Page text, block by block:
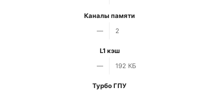
Каналы памяти
—
2
L1 кэш
—
192 КБ
Турбо ГПУ